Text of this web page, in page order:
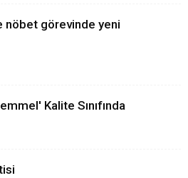
nöbet görevinde yeni
Kalite Sınıfında